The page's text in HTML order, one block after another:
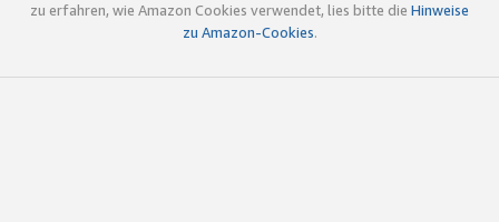
zu erfahren, wie Amazon Cookies verwendet, lies bitte die Hinweise
zu Amazon-Cookies.